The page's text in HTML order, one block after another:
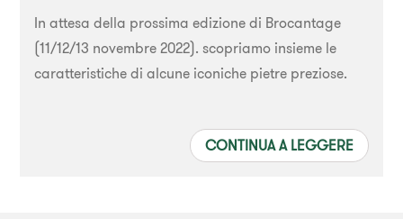
In attesa della prossima edizione di Brocantage
(11/12/13 novembre 2022). scopriamo insieme le
caratteristiche di alcune iconiche pietre preziose.
CONTINUA A LEGGERE